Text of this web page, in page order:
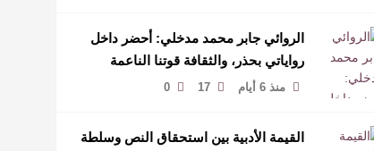
الروائي جابر محمد مدخلي: أحضر داخل
رواياتي بحذر، والثقافة قوتنا الناعمة
لمخاطبة العالم.
منذ 6 أيام 17
0
القيمة الأدبية بين استحقاق النص وسلطة